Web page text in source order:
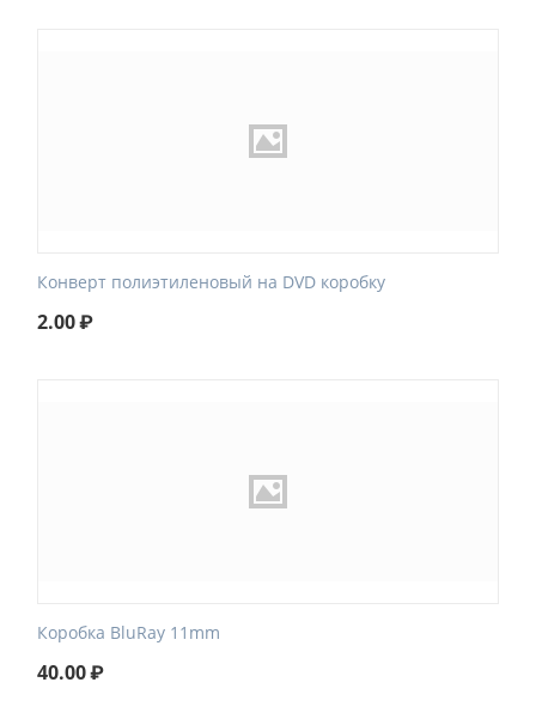
Конверт полиэтиленовый на DVD коробку
2.00₽
Коробка BluRay 11mm
40.00₽